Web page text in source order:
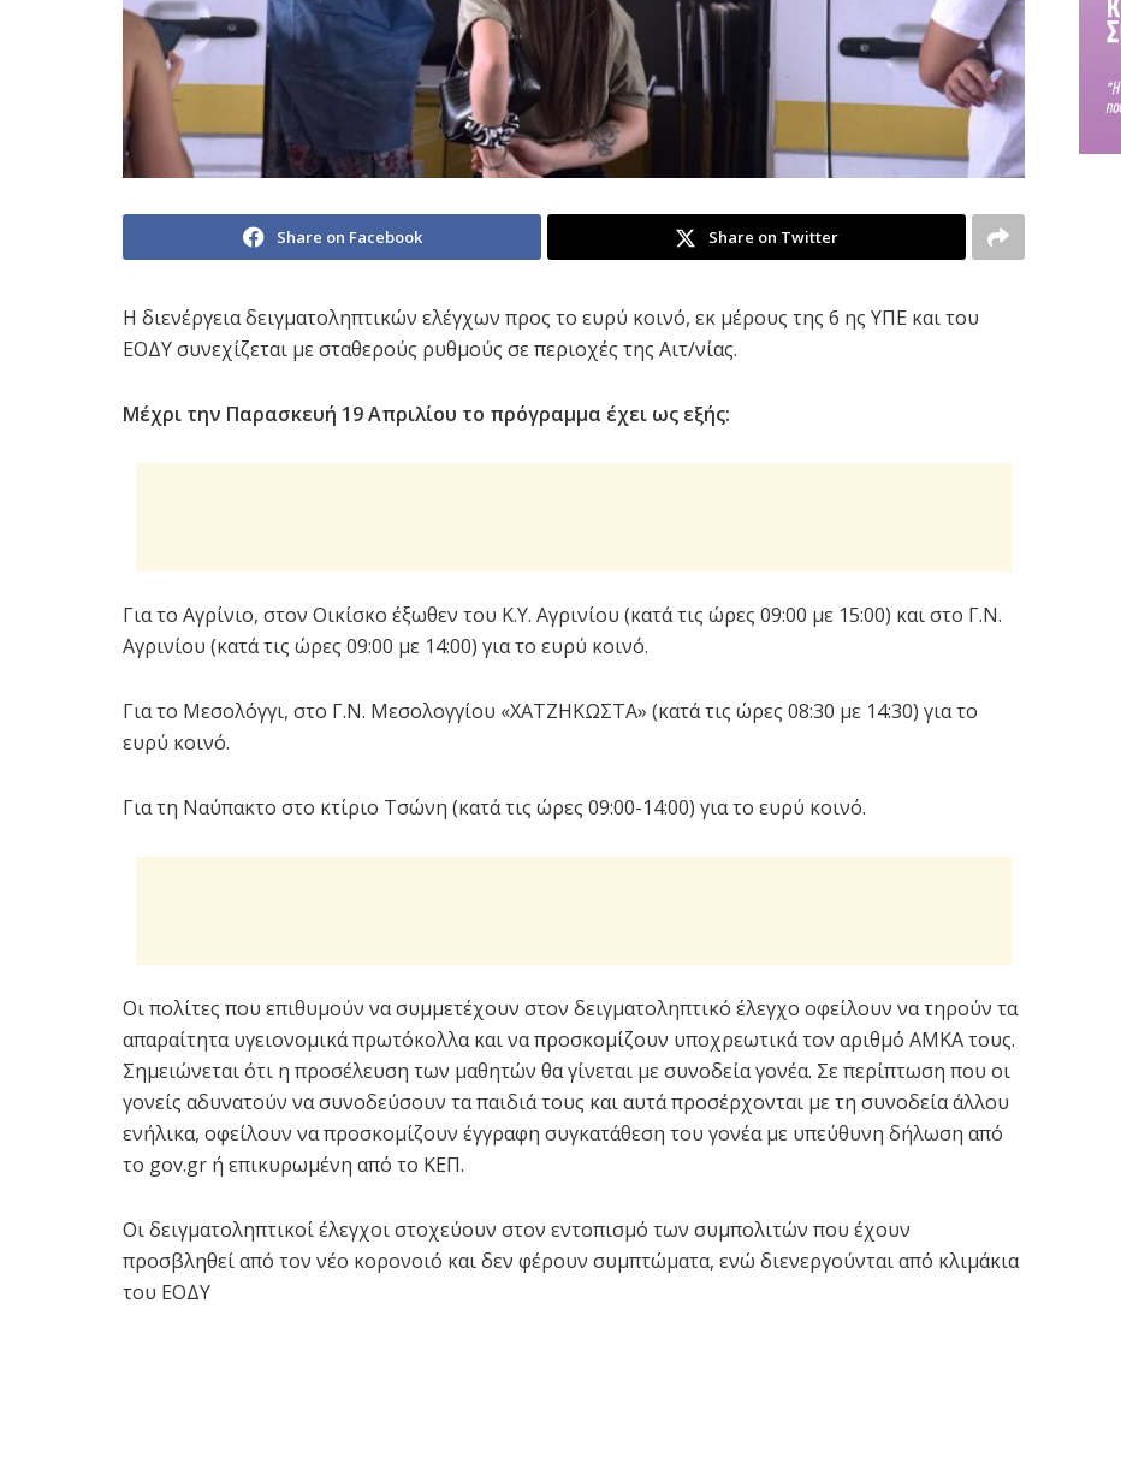
Share on Facebook Share on Twitter
Η διενέργεια δειγματοληπτικών ελέγχων προς το ευρύ κοινό, εκ μέρους της 6 ης ΥΠΕ και του
ΕΟΔΥ συνεχίζεται με σταθερούς ρυθμούς σε περιοχές της Αιτ/νίας.
Μέχρι την Παρασκευή 19 Απριλίου το πρόγραμμα έχει ως εξής:
Για το Αγρίνιο, στον Οικίσκο έξωθεν του Κ.Υ. Αγρινίου (κατά τις ώρες 09:00 με 15:00) και στο Γ.Ν.
Αγρινίου (κατά τις ώρες 09:00 με 14:00) για το ευρύ κοινό.
Για το Μεσολόγγι, στο Γ.Ν. Μεσολογγίου «ΧΑΤΖΗΚΩΣΤΑ» (κατά τις ώρες 08:30 με 14:30) για το
ευρύ κοινό.
Για τη Ναύπακτο στο κτίριο Τσώνη (κατά τις ώρες 09:00-14:00) για το ευρύ κοινό.
Οι πολίτες που επιθυμούν να συμμετέχουν στον δειγματοληπτικό έλεγχο οφείλουν να τηρούν τα
απαραίτητα υγειονομικά πρωτόκολλα και να προσκομίζουν υποχρεωτικά τον αριθμό ΑΜΚΑ τους.
Σημειώνεται ότι η προσέλευση των μαθητών θα γίνεται με συνοδεία γονέα. Σε περίπτωση που οι
γονείς αδυνατούν να συνοδεύσουν τα παιδιά τους και αυτά προσέρχονται με τη συνοδεία άλλου
ενήλικα, οφείλουν να προσκομίζουν έγγραφη συγκατάθεση του γονέα με υπεύθυνη δήλωση από
το gov.gr ή επικυρωμένη από το ΚΕΠ.
Οι δειγματοληπτικοί έλεγχοι στοχεύουν στον εντοπισμό των συμπολιτών που έχουν
προσβληθεί από τον νέο κορονοιό και δεν φέρουν συμπτώματα, ενώ διενεργούνται από κλιμάκια
του ΕΟΔΥ